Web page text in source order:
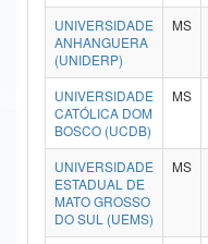
Gabinete de Segurança Institucional
Advocacia-Geral da União
Banco Central do Brasil
UNIVERSIDADE
ANHANGUERA
(UNIDERP)
MS
UNIVERSIDADE
CATÓLICA DOM
BOSCO (UCDB)
MS
UNIVERSIDADE
ESTADUAL DE
MATO GROSSO
DO SUL (UEMS)
MS